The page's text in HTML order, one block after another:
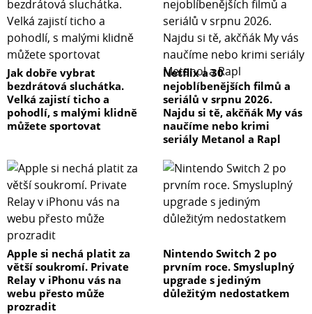
Jak dobře vybrat
bezdrátová sluchátka.
Velká zajistí ticho a
pohodlí, s malými klidně
můžete sportovat
Netflix a 30
nejoblíbenějších filmů a
seriálů v srpnu 2026.
Najdu si tě, akčňák My vás
naučíme nebo krimi
seriály Metanol a Rapl
Apple si nechá platit za
větší soukromí. Private
Relay v iPhonu vás na
webu přesto může
prozradit
Nintendo Switch 2 po
prvním roce. Smysluplný
upgrade s jediným
důležitým nedostatkem